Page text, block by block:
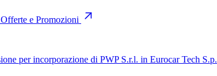
Offerte e Promozioni